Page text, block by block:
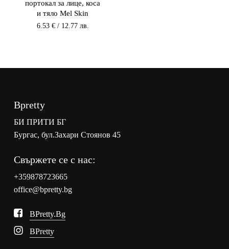
портокал за лице, коса
и тяло Mel Skin
6.53 €/ 12.77 лв.
Bpretty
БИ ПРИТИ БГ
Бургас, бул.Захари Стоянов 45
Свържете се с нас:
+359878723665
office@bpretty.bg
BPretty.bg
BPretty